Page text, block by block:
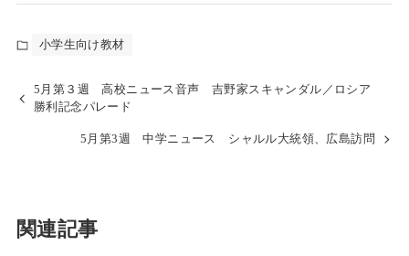
小学生向け教材
5月第３週 高校ニュース音声 吉野家スキャンダル／ロシア
勝利記念パレード
5月第3週 中学ニュース シャルル大統領、広島訪問
関連記事